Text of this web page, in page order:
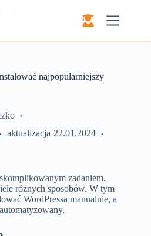
najpopularniejszy
aktualizacja 22.01.2024
zadaniem.
różnych sposobów. W tym
WordPressa manualnie, a